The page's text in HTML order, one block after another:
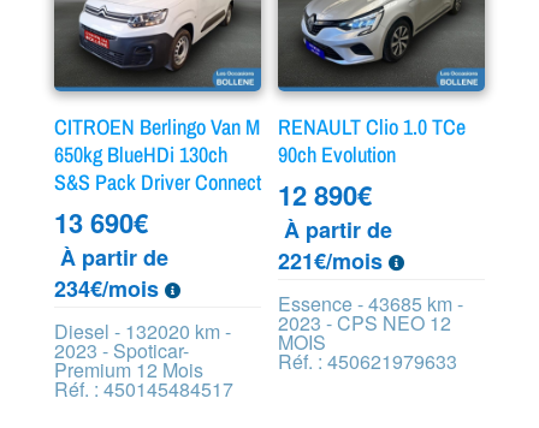
CITROEN Berlingo Van M
650kg BlueHDi 130ch
S&S Pack Driver Connect
13 690€
À partir de
234€/mois
Diesel - 132020 km -
2023 - Spoticar-
Premium 12 Mois
Réf. : 450145484517
RENAULT Clio 1.0 TCe
90ch Evolution
12 890€
À partir de
221€/mois
Essence - 43685 km -
2023 - CPS NEO 12
MOIS
Réf. : 450621979633